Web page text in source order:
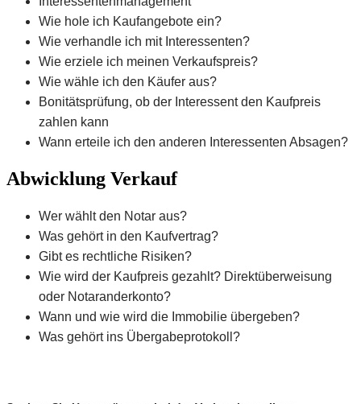
Wie hole ich Kaufangebote ein?
Wie verhandle ich mit Interessenten?
Wie erziele ich meinen Verkaufspreis?
Wie wähle ich den Käufer aus?
Bonitätsprüfung, ob der Interessent den Kaufpreis
zahlen kann
Wann erteile ich den anderen Interessenten Absagen?
Abwicklung Verkauf
Wer wählt den Notar aus?
Was gehört in den Kaufvertrag?
Gibt es rechtliche Risiken?
Wie wird der Kaufpreis gezahlt? Direktüberweisung
oder Notaranderkonto?
Wann und wie wird die Immobilie übergeben?
Was gehört ins Übergabeprotokoll?